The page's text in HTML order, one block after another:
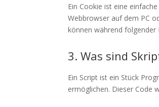
Ein Cookie ist eine
Webbrowser auf dem PC
können während folgender
3. Was sind
Ein Script ist ein Stück
ermöglichen. Dieser Code